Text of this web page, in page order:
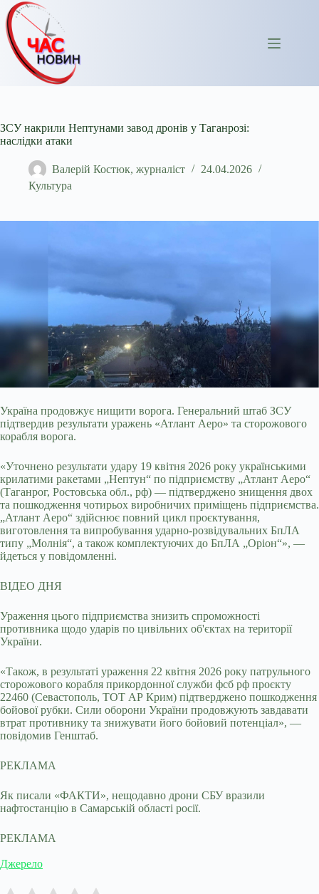
Перейти
до
вмісту
ЗСУ накрили Нептунами завод дронів у Таганрозі:
наслідки атаки
Валерій Костюк, журналіст
24.04.2026
Культура
Україна продовжує нищити ворога. Генеральний штаб ЗСУ
підтвердив результати уражень «Атлант Аеро» та сторожового
корабля ворога.
«Уточнено результати удару 19 квітня 2026 року українськими
крилатими ракетами „Нептун“ по підприємству „Атлант Аеро“
(Таганрог, Ростовська обл., рф) — підтверджено знищення двох
та пошкодження чотирьох виробничих приміщень підприємства.
„Атлант Аеро“ здійснює повний цикл проєктування,
виготовлення та випробування ударно-розвідувальних БпЛА
типу „Молнія“, а також комплектуючих до БпЛА „Оріон“», —
йдеться у повідомленні.
ВІДЕО ДНЯ
Ураження цього підприємства знизить спроможності
противника щодо ударів по цивільних об'єктах на території
України.
«Також, в результаті ураження 22 квітня 2026 року патрульного
сторожового корабля прикордонної служби фсб рф проєкту
22460 (Севастополь, ТОТ АР Крим) підтверджено пошкодження
бойової рубки. Сили оборони України продовжують завдавати
втрат противнику та знижувати його бойовий потенціал», —
повідомив Генштаб.
РЕКЛАМА
Як писали «ФАКТИ», нещодавно дрони СБУ вразили
нафтостанцію в Самарській області росії.
РЕКЛАМА
Джерело